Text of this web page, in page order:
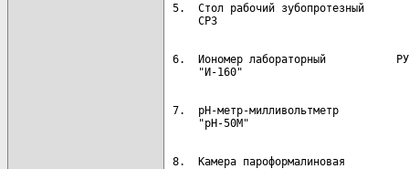
5.  Стол рабочий зубопротезный
6.  Иономер лабораторный
7.  pH-метр-милливольтметр
8.  Камера пароформалиновая